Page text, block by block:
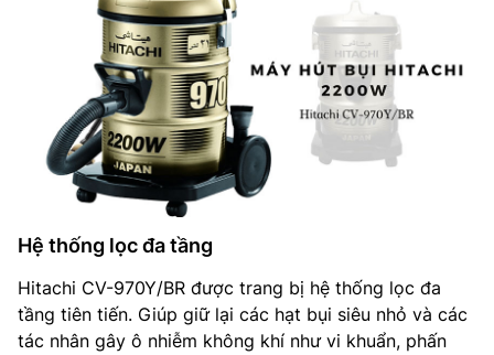
Hệ thống lọc đa tầng
Hitachi CV-970Y/BR được trang bị hệ thống lọc đa
tầng tiên tiến. Giúp giữ lại các hạt bụi siêu nhỏ và các
tác nhân gây ô nhiễm không khí như vi khuẩn, phấn